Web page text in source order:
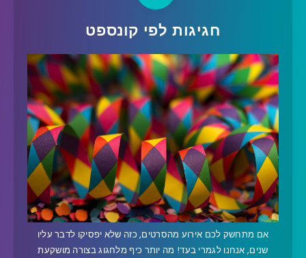
חגיגות לפי קונספט
אם מתחשק לכם אירוע מהסרטים, כזה שלא יפסיקו לדבר עליו
שנים, אנחנו לגמרי בעד! מה יותר כיף מלחגוג בצורה מושקעת